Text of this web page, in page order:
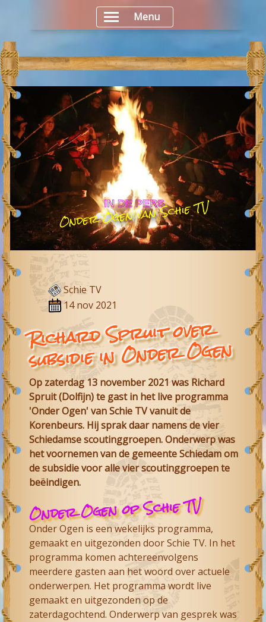
IN DE PERS
Onder Ogen van Schie TV
Schie TV
14 nov 2021
Richard Spruit over
subsidie in Onder Ogen
Op zaterdag 13 november 2021 was Richard
Spruit (Dolfijn) te gast in het live programma
'Onder Ogen' van Schie TV vanuit de
Korenbeurs. Hij sprak daar namens de vier
Schiedamse scoutinggroepen. Onderwerp was
het voornemen van de gemeente Schiedam om
de subsidie voor alle vier scoutinggroepen te
beëindigen.
Onder Ogen op Schie TV
Onder Ogen is een wekelijks programma,
gemaakt en uitgezonden door Schie TV. In het
programma komen achtereenvolgens
meerdere gasten aan het woord over actuele
onderwerpen. Het programma wordt live
gemaakt en uitgezonden op de
zaterdagochtend. Onderwerp van gesprek was
Menu